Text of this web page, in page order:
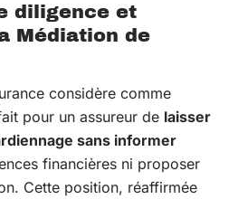
diligence et
Médiation de
considère comme
pour un assureur de laisser
sans informer
financières ni proposer
Cette position, réaffirmée